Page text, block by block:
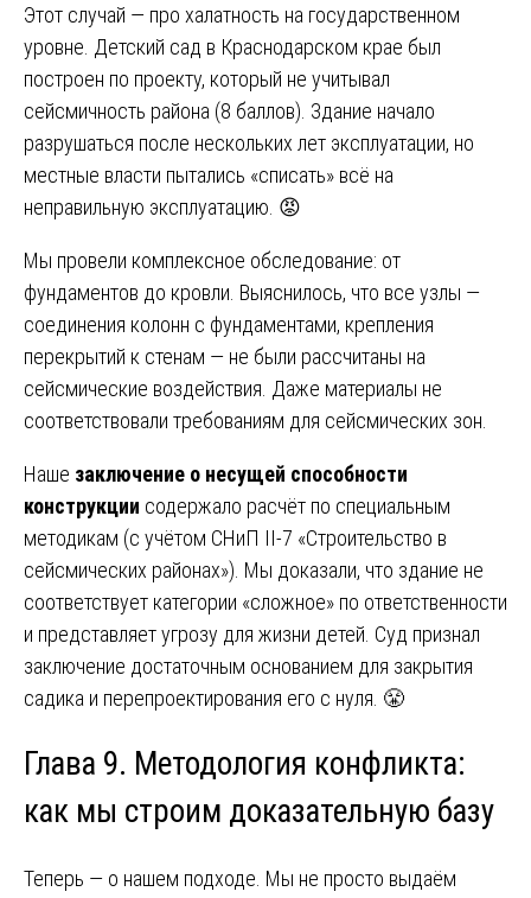
Этот случай — про халатность на государственном
уровне. Детский сад в Краснодарском крае был
построен по проекту, который не учитывал
сейсмичность района (8 баллов). Здание начало
разрушаться после нескольких лет эксплуатации, но
местные власти пытались «списать» всё на
неправильную эксплуатацию. 😡
Мы провели комплексное обследование: от
фундаментов до кровли. Выяснилось, что все узлы —
соединения колонн с фундаментами, крепления
перекрытий к стенам — не были рассчитаны на
сейсмические воздействия. Даже материалы не
соответствовали требованиям для сейсмических зон.
Наше заключение о несущей способности
конструкции содержало расчёт по специальным
методикам (с учётом СНиП II-7 «Строительство в
сейсмических районах»). Мы доказали, что здание не
соответствует категории «сложное» по ответственности
и представляет угрозу для жизни детей. Суд признал
заключение достаточным основанием для закрытия
садика и перепроектирования его с нуля. 😤
Глава 9. Методология конфликта:
как мы строим доказательную базу
Теперь — о нашем подходе. Мы не просто выдаём